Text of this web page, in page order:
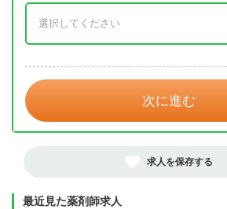
次に進む
求人を保存する
最近見た薬剤師求人